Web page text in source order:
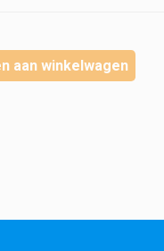
aan winkelwagen